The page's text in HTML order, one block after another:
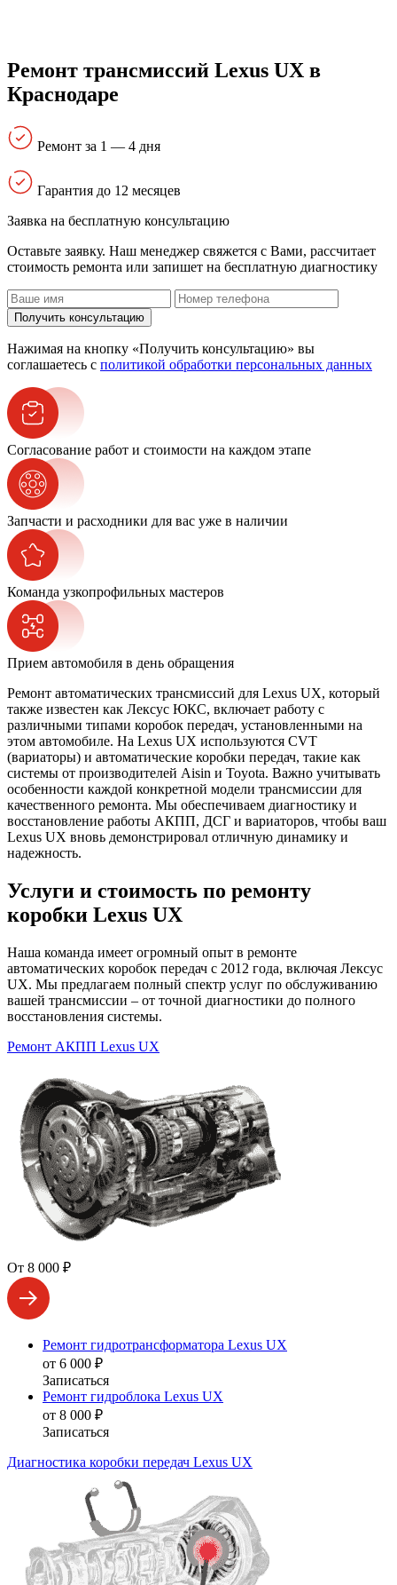
Ремонт трансмиссий Lexus UX в
Краснодаре
Ремонт за 1 — 4 дня
Гарантия до 12 месяцев
Заявка на бесплатную консультацию
Оставьте заявку. Наш менеджер свяжется с Вами, расcчитает
стоимость ремонта или запишет на бесплатную диагностику
Получить консультацию
Нажимая на кнопку «Получить консультацию» вы
соглашаетесь с политикой обработки персональных данных
Согласование работ и стоимости на каждом этапе
Запчасти и расходники для вас уже в наличии
Команда узкопрофильных мастеров
Прием автомобиля в день обращения
Ремонт автоматических трансмиссий для Lexus UX, который
также известен как Лексус ЮКС, включает работу с
различными типами коробок передач, установленными на
этом автомобиле. На Lexus UX используются CVT
(вариаторы) и автоматические коробки передач, такие как
системы от производителей Aisin и Toyota. Важно учитывать
особенности каждой конкретной модели трансмиссии для
качественного ремонта. Мы обеспечиваем диагностику и
восстановление работы АКПП, ДСГ и вариаторов, чтобы ваш
Lexus UX вновь демонстрировал отличную динамику и
надежность.
Услуги и стоимость по ремонту
коробки Lexus UX
Наша команда имеет огромный опыт в ремонте
автоматических коробок передач с 2012 года, включая Лексус
UX. Мы предлагаем полный спектр услуг по обслуживанию
вашей трансмиссии – от точной диагностики до полного
восстановления системы.
Ремонт АКПП Lexus UX
От 8 000 ₽
Ремонт гидротрансформатора Lexus UX
от 6 000 ₽
Записаться
Ремонт гидроблока Lexus UX
от 8 000 ₽
Записаться
Диагностика коробки передач Lexus UX